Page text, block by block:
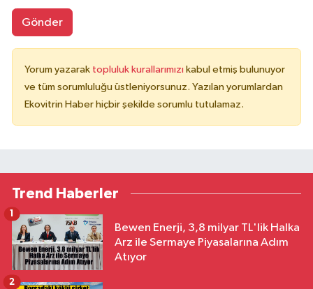
Gönder
Yorum yazarak topluluk kurallarımızı kabul etmiş bulunuyor
ve tüm sorumluluğu üstleniyorsunuz. Yazılan yorumlardan
Ekovitrin Haber hiçbir şekilde sorumlu tutulamaz.
Trend Haberler
Bewen Enerji, 3,8 milyar TL'lik Halka
Arz ile Sermaye Piyasalarına Adım
Atıyor
1
2